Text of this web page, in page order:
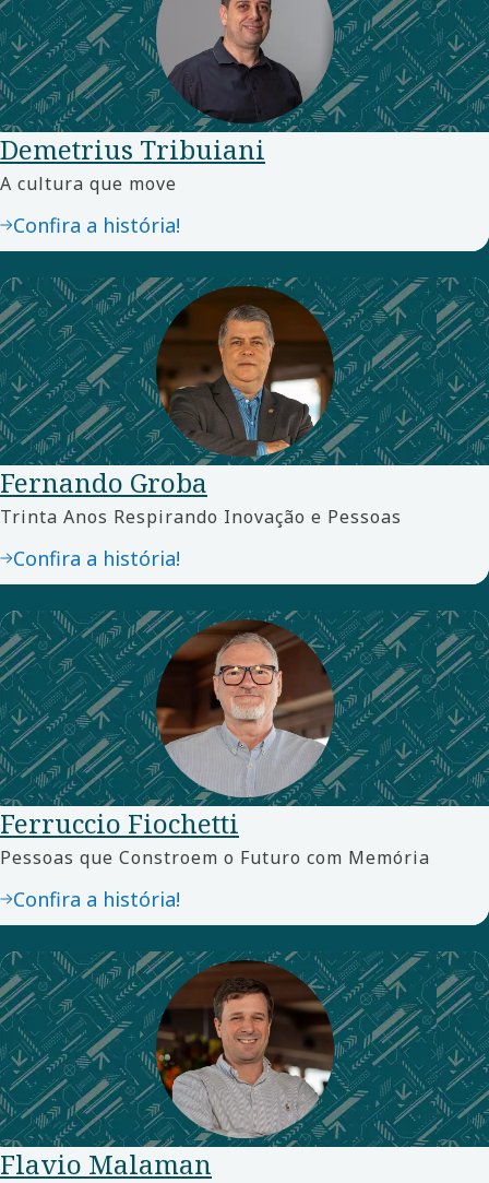
A cultura que move
Demetrius Tribuiani
Confira a história!
Trinta Anos Respirando Inovação e Pessoas
Fernando Groba
Confira a história!
Pessoas que Constroem o Futuro com Memória
Ferruccio Fiochetti
Confira a história!
Flavio Malaman